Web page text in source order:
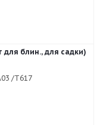
для блин., для садки)
/Т617